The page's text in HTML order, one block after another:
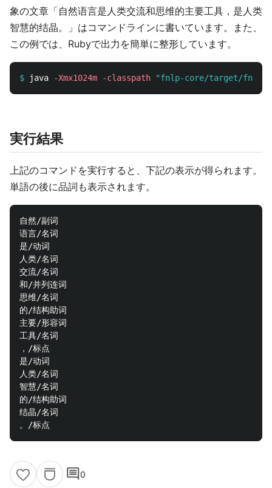
象の文章「自然语言是人类交流和思维的主要工具，是人类
智慧的结晶。」はコマンドラインに書いています。また、
この例では、Rubyで出力を簡単に整形しています。
$ java -Xmx1024m -classpath "fnlp-core/target/fnlp-
実行結果
上記のコマンドを実行すると、下記の表示が得られます。
単語の後に品詞も表示されます。
自然/副词
语言/名词
是/动词
人类/名词
交流/名词
和/并列连词
思维/名词
的/结构助词
主要/形容词
工具/名词
，/标点
是/动词
人类/名词
智慧/名词
的/结构助词
结晶/名词
comment0